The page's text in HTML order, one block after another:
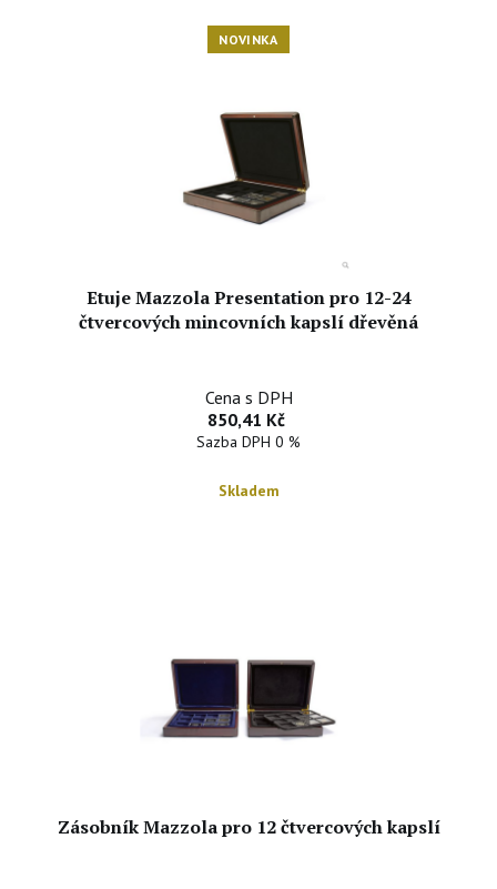
NOVINKA
Etuje Mazzola Presentation pro 12-24
čtvercových mincovních kapslí dřevěná
Cena s DPH
850,41 Kč
Sazba DPH 0 %
Skladem
Zásobník Mazzola pro 12 čtvercových kapslí